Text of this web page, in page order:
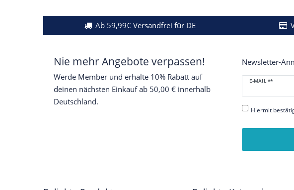
Ab 59,99€ Versandfrei für DE
Nie mehr Angebote verpassen!
Werde Member und erhalte 10% Rabatt auf
deinen nächsten Einkauf ab 50,00 € innerhalb
Deutschland.
Newsletter-
E-MAIL **
Newsletter
Honig
Hiermit